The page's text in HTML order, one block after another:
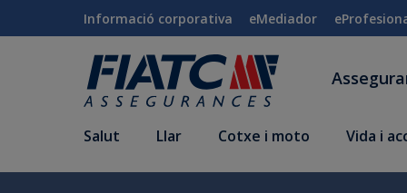
Salta al contingut principal
Informació corporativa eMediador
Salut Llar Cotxe i moto Vida i